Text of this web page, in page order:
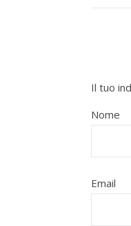
Il tuo
Nome
Email